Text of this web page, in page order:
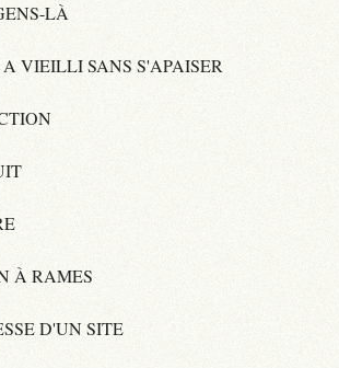
LÀ
VIEILLI SANS S'APAISER
À RAMES
D'UN SITE